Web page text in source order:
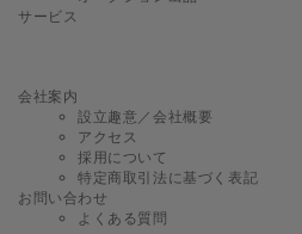
サービス
会社案内
設立趣意／会社概要
アクセス
採用について
特定商取引法に基づく表記
お問い合わせ
よくある質問